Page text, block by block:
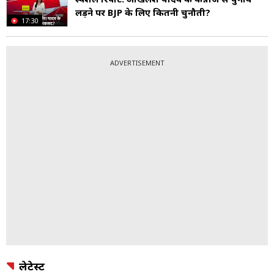
17:30
लड़ने पर BJP के लिए कितनी चुनौती?
ADVERTISEMENT
लेटेस्ट